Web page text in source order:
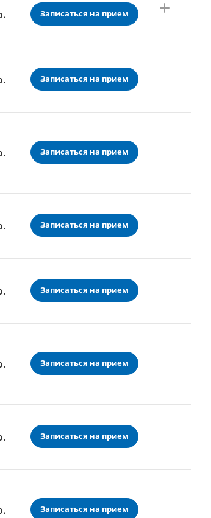
Записаться на прием
Записаться на прием
Записаться на прием
Записаться на прием
Записаться на прием
Записаться на прием
Записаться на прием
Записаться на прием